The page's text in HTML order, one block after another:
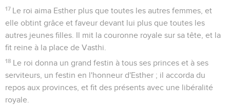
17 Le roi aima Esther plus que toutes les autres femmes, et
elle obtint grâce et faveur devant lui plus que toutes les
autres jeunes filles. Il mit la couronne royale sur sa tête, et la
fit reine à la place de Vasthi.
18 Le roi donna un grand festin à tous ses princes et à ses
serviteurs, un festin en l'honneur d'Esther ; il accorda du
repos aux provinces, et fit des présents avec une libéralité
royale.